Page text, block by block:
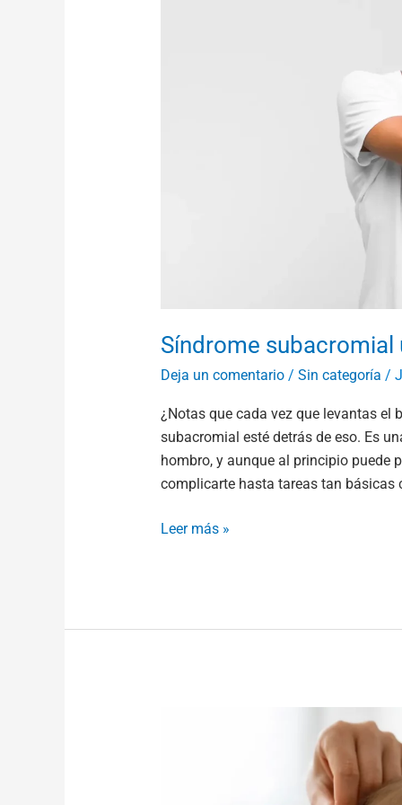
Síndrome
Deja un comentario / Sin categoría /
¿Notas que cada vez que levantas el
subacromial esté detrás de eso. Es
hombro, y aunque al principio puede
complicarte hasta tareas tan básicas
Leer más »